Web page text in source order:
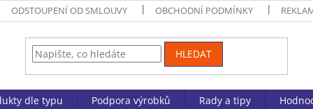
ODSTOUPENÍ OD SMLOUVY OBCHODNÍ PODMÍNKY
HLEDAT
dle typu Podpora výrobků Rady a tipy